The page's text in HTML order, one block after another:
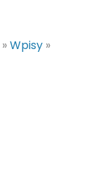
»Wpisy »